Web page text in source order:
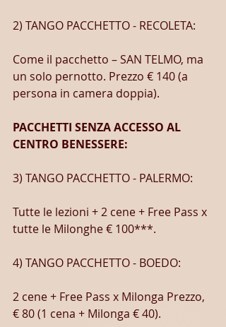
2) TANGO PACCHETTO - RECOLETA:
Come il pacchetto – SAN TELMO, ma
un solo pernotto. Prezzo € 140 (a
persona in camera doppia).
PACCHETTI SENZA ACCESSO AL
CENTRO BENESSERE:
3) TANGO PACCHETTO - PALERMO:
Tutte le lezioni + 2 cene + Free Pass x
tutte le Milonghe € 100***.
4) TANGO PACCHETTO - BOEDO:
2 cene + Free Pass x Milonga Prezzo,
€ 80 (1 cena + Milonga € 40).